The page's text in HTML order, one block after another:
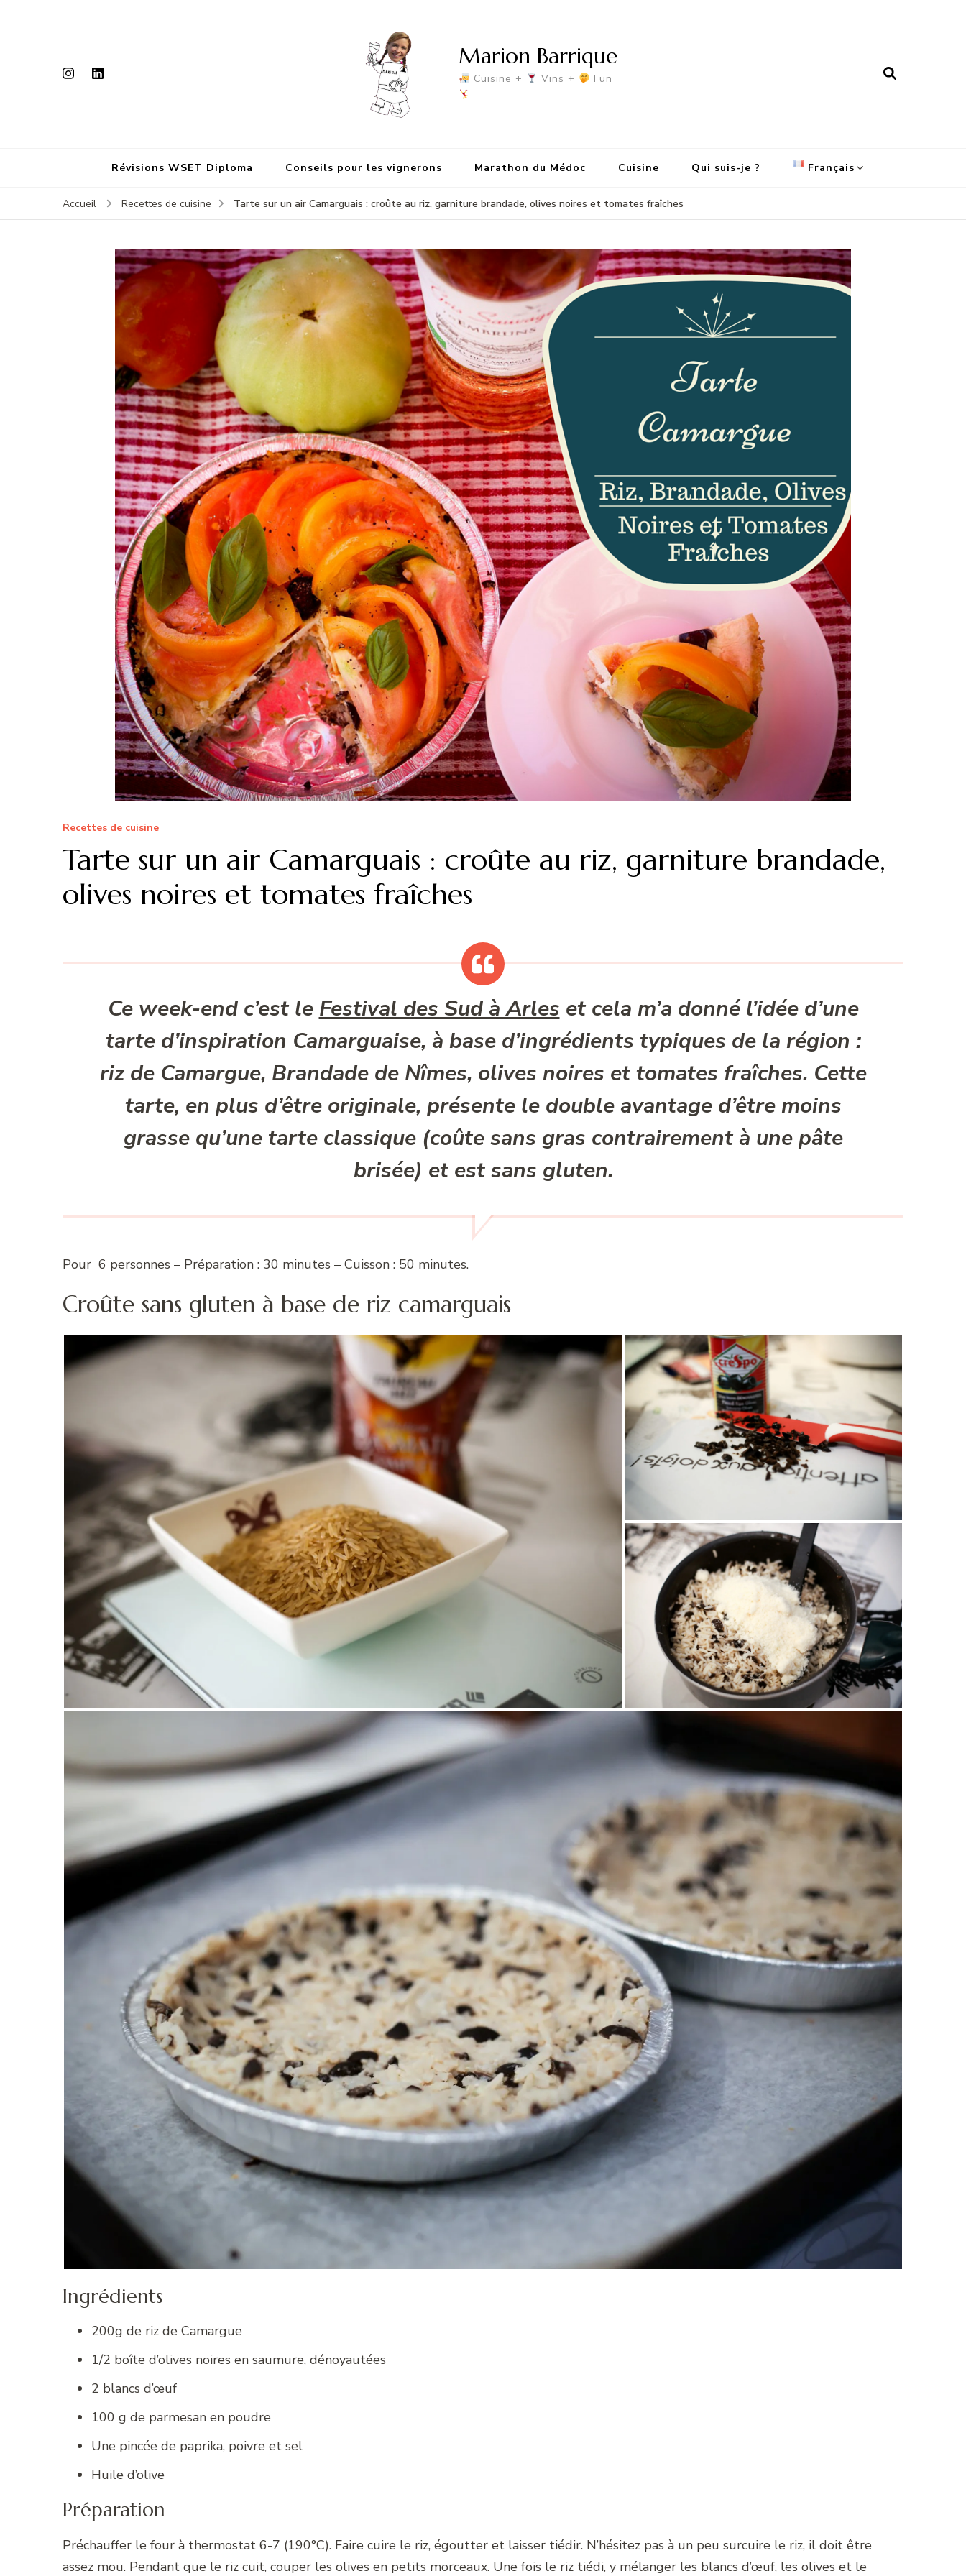
Marion Barrique
Cuisine + Vins + Fun
Révisions WSET Diploma Conseils pour les vignerons Marathon du Médoc Cuisine Qui suis-je ? Français
Français
Accueil Recettes de cuisine Tarte sur un air Camarguais : croûte au riz, garniture brandade, olives noires et tomates fraîches
Recettes de cuisine
Tarte sur un air Camarguais : croûte au riz, garniture brandade,
olives noires et tomates fraîches
Ce week-end c’est leFestival des Sud à Arleset cela m’a donné l’idée d’une
tarte d’inspiration Camarguaise, à base d’ingrédients typiques de la région :
riz de Camargue, Brandade de Nîmes, olives noires et tomates fraîches. Cette
tarte, en plus d’être originale, présente le double avantage d’être moins
grasse qu’une tarte classique(coûte sans gras contrairement à une pâte
brisée) et estsans gluten.
Pour 6 personnes – Préparation : 30 minutes – Cuisson : 50 minutes.
Croûte sans gluten à base de riz camarguais
Ingrédients
200g de riz de Camargue
1/2 boîte d’olives noires en saumure, dénoyautées
2 blancs d’œuf
100 g de parmesan en poudre
Une pincée de paprika, poivre et sel
Huile d’olive
Préparation
Préchauffer le four à thermostat 6-7 (190°C). Faire cuire le riz, égoutter et laisser tiédir. N’hésitez pas à un peu surcuire le riz, il doit être
assez mou. Pendant que le riz cuit, couper les olives en petits morceaux. Une fois le riz tiédi, y mélanger les blancs d’œuf, les olives et le